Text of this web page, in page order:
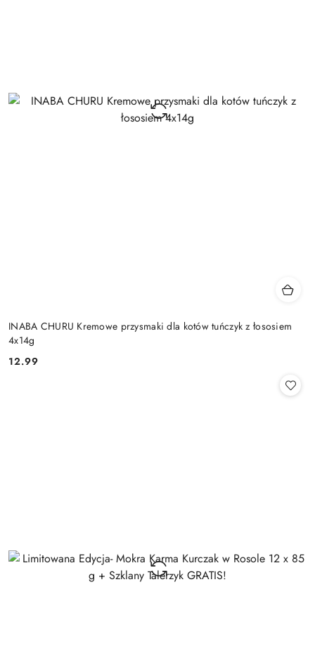
INABA CHURU Kremowe przysmaki dla kotów tuńczyk z łososiem
4x14g
Cena:
12.99